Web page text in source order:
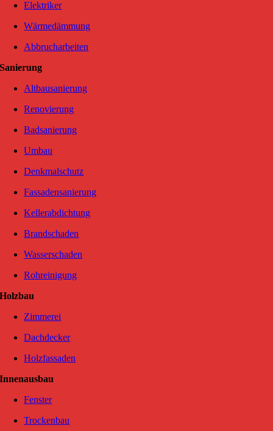
Elektriker
Wärmedämmung
Abbrucharbeiten
Sanierung
Altbausanierung
Renovierung
Badsanierung
Umbau
Denkmalschutz
Fassadensanierung
Kellerabdichtung
Brandschaden
Wasserschaden
Rohreinigung
Holzbau
Zimmerei
Dachdecker
Holzfassaden
Innenausbau
Fenster
Trockenbau